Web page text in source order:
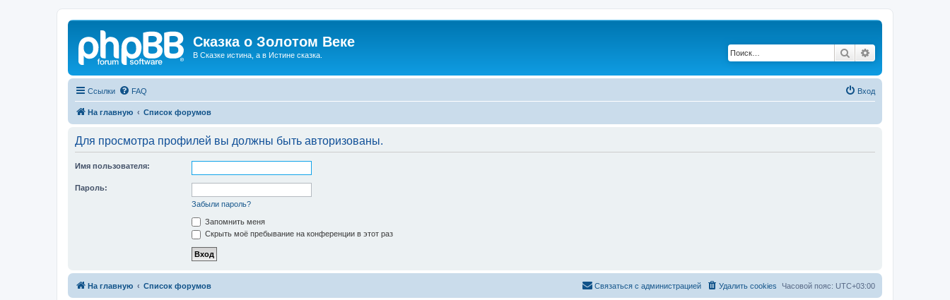
Сказка о Золотом Веке
В Сказке истина, а в Истине сказка. Поиск
Ссылки FAQ Вход
На главную Список форумов
Для просмотра профилей вы должны быть авторизованы.
Имя пользователя:
Пароль:
Забыли пароль?
Запомнить меня
Скрыть моё пребывание на конференции в этот раз
На главную Список форумов Часовой пояс: UTC+03:00
Удалить cookies
Связаться с администрацией